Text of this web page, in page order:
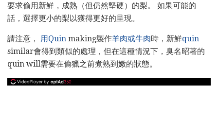
要求偷用新鮮，成熟（但仍然堅硬）的梨。 如果可能的
話，選擇更小的梨以獲得更好的呈現。
請注意， 用Quin making製作羊肉或牛肉時，新鮮quin
similar會得到類似的處理，但在這種情況下，臭名昭著的
quin will需要在偷獵之前煮熟到嫩的狀態。